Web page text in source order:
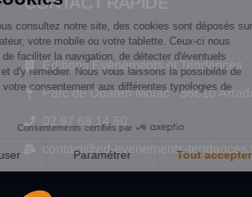
Éditions Événements et Tendances
Parc de Doaren Molac - 56610
02 97 68 14 50
contact@ed-evenements-tendances.fr